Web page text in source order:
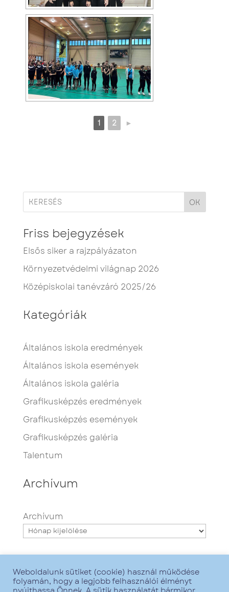
1 2 ►
OK
Friss bejegyzések
Elsős siker a rajzpályázaton
Környezetvédelmi világnap 2026
Középiskolai tanévzáró 2025/26
Kategóriák
Általános iskola eredmények
Általános iskola események
Általános iskola galéria
Grafikusképzés eredmények
Grafikusképzés események
Grafikusképzés galéria
Talentum
Archívum
Archívum
Weboldalunk sütiket (cookie) használ működése
folyamán, hogy a legjobb felhasználói élményt